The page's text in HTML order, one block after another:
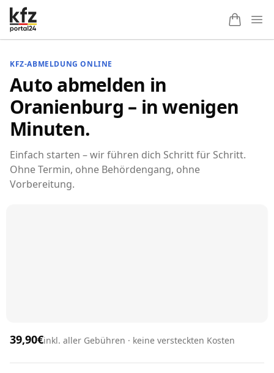
KFZ-ABMELDUNG ONLINE
Auto abmelden in
Oranienburg – in wenigen
Minuten.
Einfach starten – wir führen dich Schritt für Schritt.
Ohne Termin, ohne Behördengang, ohne
Vorbereitung.
39,90€inkl. aller Gebühren · keine versteckten Kosten